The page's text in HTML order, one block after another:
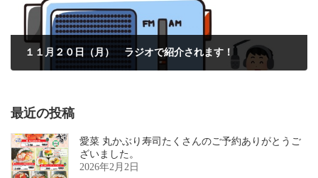
１１月２０日（月） ラジオで紹介されます！
最近の投稿
愛菜 丸かぶり寿司たくさんのご予約ありがとうご
ざいました。
2026年2月2日